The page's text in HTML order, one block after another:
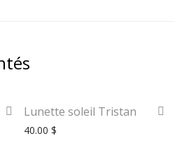
Lunette soleil Tristan
40.00 $